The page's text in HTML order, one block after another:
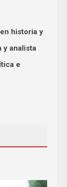
historia y
y analista
e